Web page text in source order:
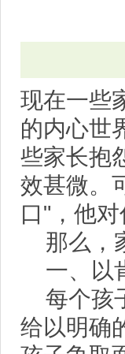
现在一些
的内心世
些家长抱
效甚微。
口"，他
那么，
一、以
每个孩
给以明确